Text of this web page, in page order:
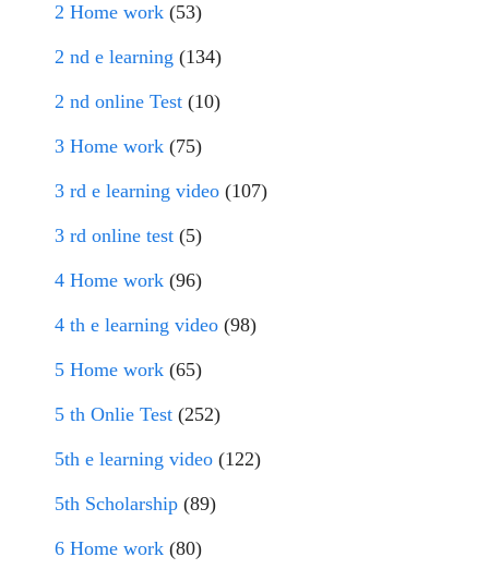
2 Home work (53)
2 nd e learning (134)
2 nd online Test (10)
3 Home work (75)
3 rd e learning video (107)
3 rd online test (5)
4 Home work (96)
4 th e learning video (98)
5 Home work (65)
5 th Onlie Test (252)
5th e learning video (122)
5th Scholarship (89)
6 Home work (80)